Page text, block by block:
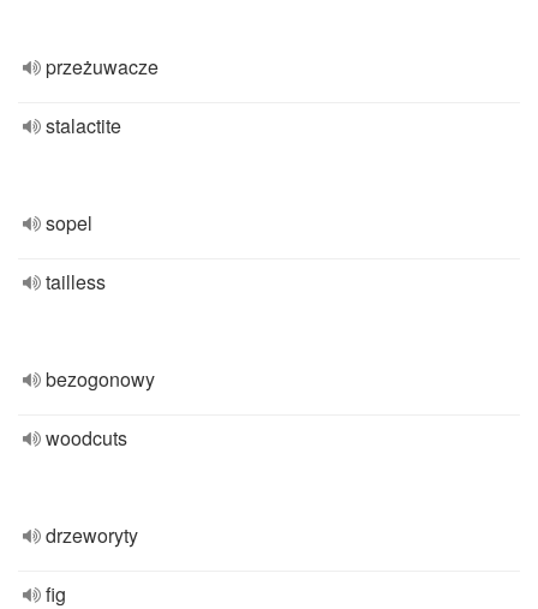
przeżuwacze
stalactite
sopel
tailless
bezogonowy
woodcuts
drzeworyty
fig